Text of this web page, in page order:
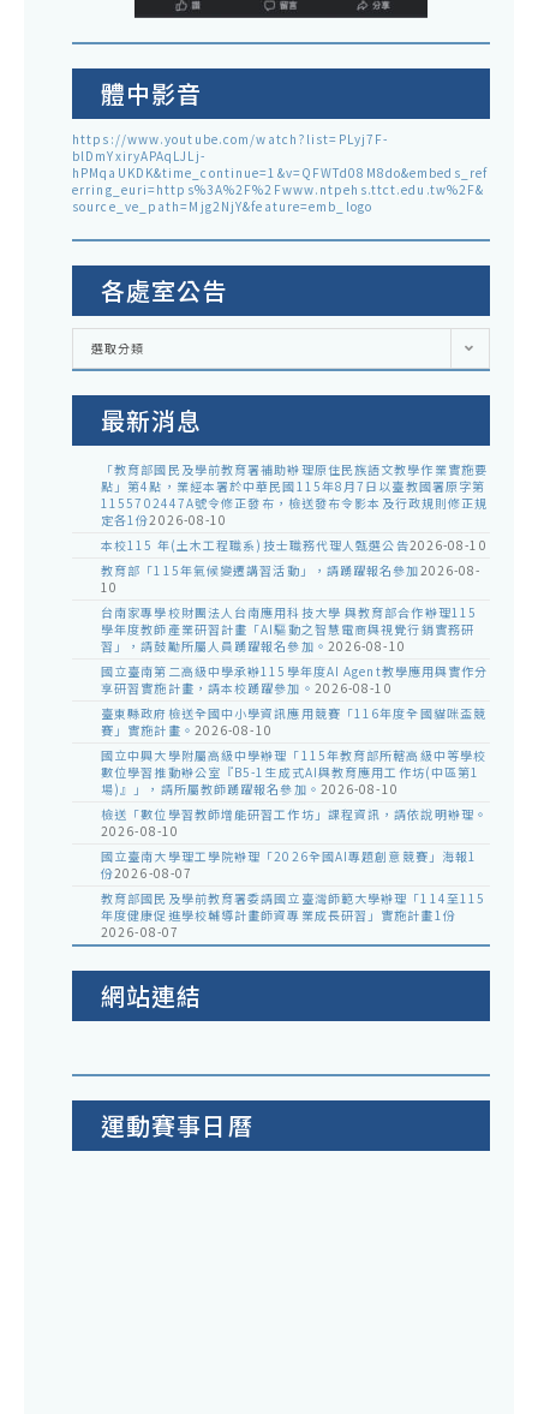
體中影音
https://www.youtube.com/watch?list=PLyj7F-
blDmYxiryAPAqLJLj-
hPMqaUKDK&time_continue=1&v=QFWTd08M8do&embeds_ref
erring_euri=https%3A%2F%2Fwww.ntpehs.ttct.edu.tw%2F&
source_ve_path=Mjg2NjY&feature=emb_logo
各處室公告
各
室
告
選取分類
最新消息
「教育部國民及學前教育署補助辦理原住民族語文教學作業實施要
點」第4點，業經本署於中華民國115年8月7日以臺教國署原字第
1155702447A號令修正發布，檢送發布令影本及行政規則修正規
定各1份2026-08-10
本校115 年(土木工程職系)技士職務代理人甄選公告2026-08-10
教育部「115年氣候變遷講習活動」，請踴躍報名參加2026-08-
10
台南家專學校財團法人台南應用科技大學 與教育部合作辦理115
學年度教師產業研習計畫「AI驅動之智慧電商與視覺行銷實務研
習」，請鼓勵所屬人員踴躍報名參加。 2026-08-10
國立臺南第二高級中學承辦115學年度AI Agent教學應用與實作分
享研習實施計畫，請本校踴躍參加。 2026-08-10
臺東縣政府檢送全國中小學資訊應用競賽「116年度全國貓咪盃競
賽」實施計畫。 2026-08-10
國立中興大學附屬高級中學辦理「115年教育部所轄高級中等學校
數位學習推動辦公室『B5-1生成式AI與教育應用工作坊(中區第1
場)』」，請所屬教師踴躍報名參加。 2026-08-10
檢送「數位學習教師增能研習工作坊」課程資訊，請依說明辦理。
2026-08-10
國立臺南大學理工學院辦理「2026全國AI專題創意競賽」海報1
份2026-08-07
教育部國民及學前教育署委請國立臺灣師範大學辦理「114至115
年度健康促進學校輔導計畫師資專業成長研習」實施計畫1份
2026-08-07
網站連結
運動賽事日曆